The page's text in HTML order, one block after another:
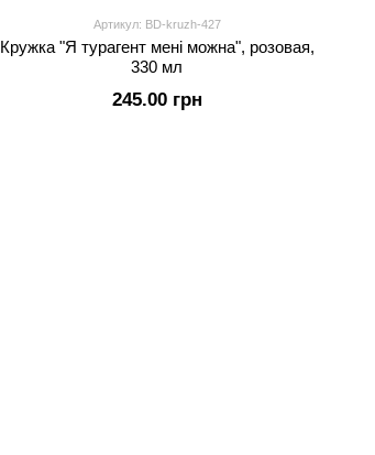
Артикул: BD-kruzh-427
Кружка "Я турагент мені можна", розовая,
330 мл
245.00 грн